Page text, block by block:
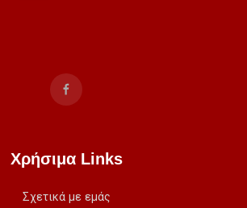
Χρήσιμα Links
Σχετικά με εμάς